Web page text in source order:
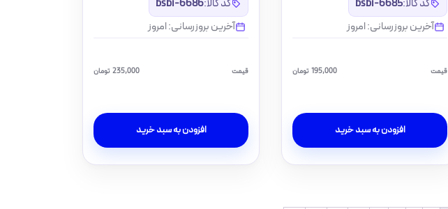
کد کالا:bsbi-6685
آخرین بروزرسانی: امروز
قیمت تومان
افزودن به سبد خرید
کد کالا:bsbi-6686
آخرین بروزرسانی: امروز
قیمت تومان
افزودن به سبد خرید